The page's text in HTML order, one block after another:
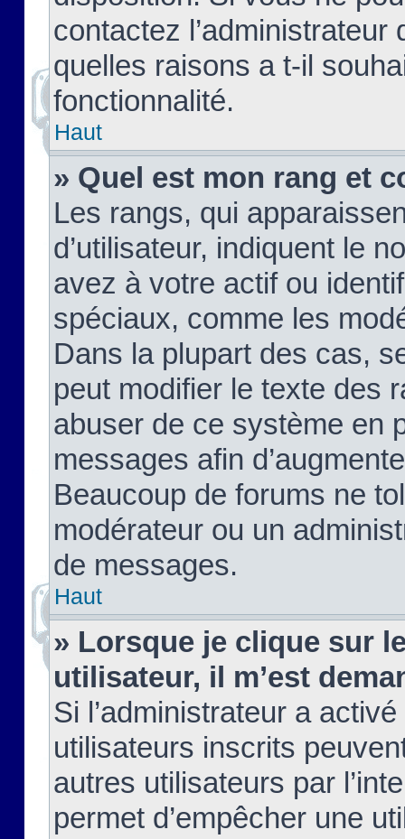
contactez
quelles raisons a t-il
fonctionnalité.
Haut
» Quel est mon rang et
Les rangs, qui
d’utilisateur, indiquent le
avez à votre actif ou
spéciaux, comme les
Dans la plupart des cas,
peut modifier le texte des
abuser de ce système en
messages afin
Beaucoup de forums ne
modérateur ou un
de messages.
Haut
» Lorsque je clique sur
utilisateur, il m’est
Si l’administrateur a
utilisateurs inscrits
autres utilisateurs par
permet d’empêcher une